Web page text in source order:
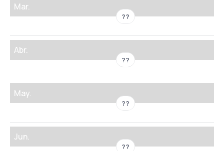
Mar.
??
Abr.
??
May.
??
Jun.
??